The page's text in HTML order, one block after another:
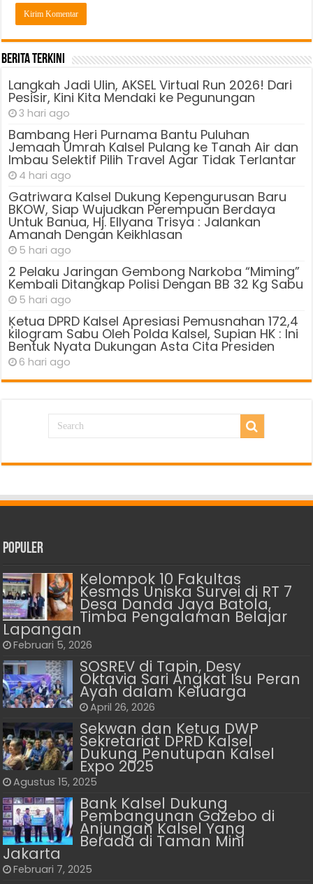
Berita Terkini
Langkah Jadi Ulin, AKSEL Virtual Run 2026! Dari
Pesisir, Kini Kita Mendaki ke Pegunungan
3 hari ago
Bambang Heri Purnama Bantu Puluhan
Jemaah Umrah Kalsel Pulang ke Tanah Air dan
Imbau Selektif Pilih Travel Agar Tidak Terlantar
4 hari ago
Gatriwara Kalsel Dukung Kepengurusan Baru
BKOW, Siap Wujudkan Perempuan Berdaya
Untuk Banua, Hj. Ellyana Trisya : Jalankan
Amanah Dengan Keikhlasan
5 hari ago
2 Pelaku Jaringan Gembong Narkoba “Miming”
Kembali Ditangkap Polisi Dengan BB 32 Kg Sabu
5 hari ago
Ķetua DPRD Kalsel Apresiasi Pemusnahan 172,4
kilogram Sabu Oleh Polda Kalsel, Supian HK : Ini
Bentuk Nyata Dukungan Asta Cita Presiden
6 hari ago
Populer
Kelompok 10 Fakultas
Kesmas Uniska Survei di RT 7
Desa Danda Jaya Batola,
Timba Pengalaman Belajar
Lapangan
Februari 5, 2026
SOSREV di Tapin, Desy
Oktavia Sari Angkat Isu Peran
Ayah dalam Keluarga
April 26, 2026
Sekwan dan Ketua DWP
Sekretariat DPRD Kalsel
Dukung Penutupan Kalsel
Expo 2025
Agustus 15, 2025
Bank Kalsel Dukung
Pembangunan Gazebo di
Anjungan Kalsel Yang
Berada di Taman Mini
Jakarta
Februari 7, 2025